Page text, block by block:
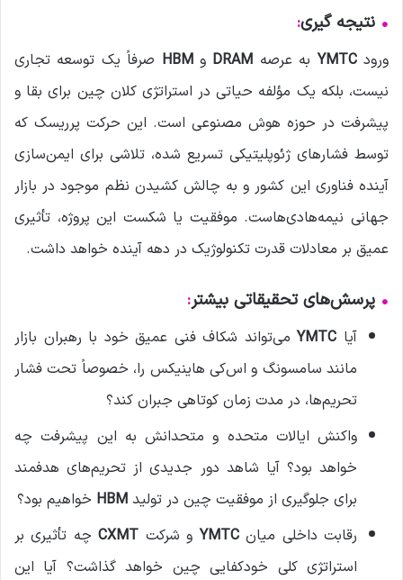
• نتیجه گیری:
ورودYMTCبه عرصه DRAM وHBM صرفاً یک توسعه تجاری
نیست، بلکه یک مؤلفه حیاتی در استراتژی کلان چین برای بقا و
پیشرفت در حوزه هوش مصنوعی است. این حرکت پرریسک که
توسط فشارهای ژئوپلیتیکی تسریع شده، تلاشی برای ایمن‌سازی
آینده فناوری این کشور و به چالش کشیدن نظم موجود در بازار
جهانی نیمه‌هادی‌هاست. موفقیت یا شکست این پروژه، تأثیری
عمیق بر معادلات قدرت تکنولوژیک در دهه آینده خواهد داشت.
• پرسش‌های تحقیقاتی بیشتر:
آیا YMTCمی‌تواند شکاف فنی عمیق خود با رهبران بازار
مانند سامسونگ و اس‌کی هاینیکس را، خصوصاً تحت فشار
تحریم‌ها، در مدت زمان کوتاهی جبران کند؟
واکنش ایالات متحده و متحدانش به این پیشرفت چه
خواهد بود؟ آیا شاهد دور جدیدی از تحریم‌های هدفمند
برای جلوگیری از موفقیت چین در تولید HBM خواهیم بود؟
رقابت داخلی میانYMTCو شرکت CXMTچه تأثیری بر
استراتژی کلی خودکفایی چین خواهد گذاشت؟ آیا این